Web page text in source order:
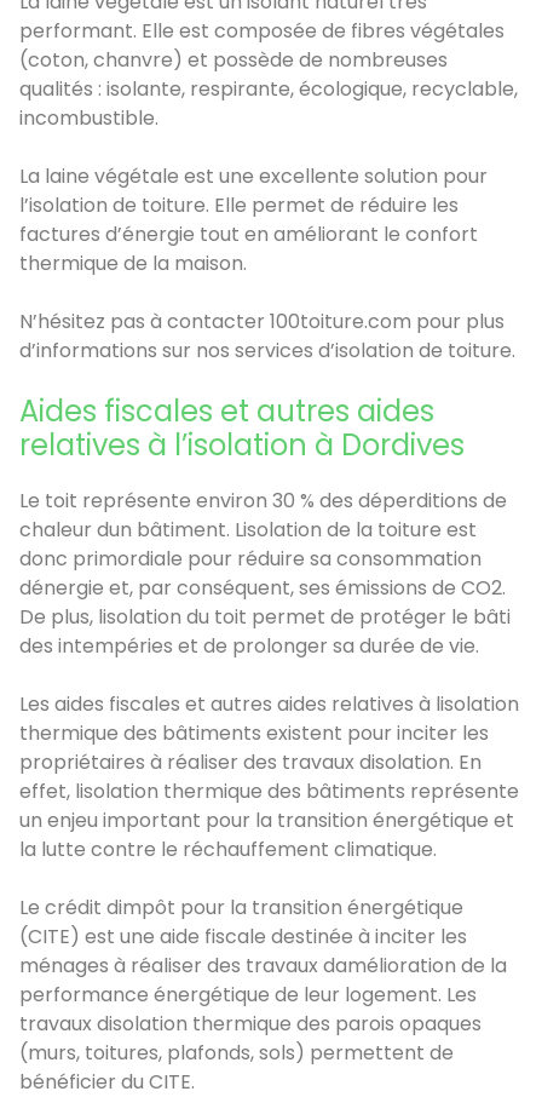
performant. Elle est composée de fibres végétales
(coton, chanvre) et possède de nombreuses
qualités : isolante, respirante, écologique, recyclable,
incombustible.
La laine végétale est une excellente solution pour
l’isolation de toiture. Elle permet de réduire les
factures d’énergie tout en améliorant le confort
thermique de la maison.
N’hésitez pas à contacter 100toiture.com pour plus
d’informations sur nos services d’isolation de toiture.
Aides fiscales et autres aides
relatives à l’isolation à Dordives
Le toit représente environ 30 % des déperditions de
chaleur dun bâtiment. Lisolation de la toiture est
donc primordiale pour réduire sa consommation
dénergie et, par conséquent, ses émissions de CO2.
De plus, lisolation du toit permet de protéger le bâti
des intempéries et de prolonger sa durée de vie.
Les aides fiscales et autres aides relatives à lisolation
thermique des bâtiments existent pour inciter les
propriétaires à réaliser des travaux disolation. En
effet, lisolation thermique des bâtiments représente
un enjeu important pour la transition énergétique et
la lutte contre le réchauffement climatique.
Le crédit dimpôt pour la transition énergétique
(CITE) est une aide fiscale destinée à inciter les
ménages à réaliser des travaux damélioration de la
performance énergétique de leur logement. Les
travaux disolation thermique des parois opaques
(murs, toitures, plafonds, sols) permettent de
bénéficier du CITE.